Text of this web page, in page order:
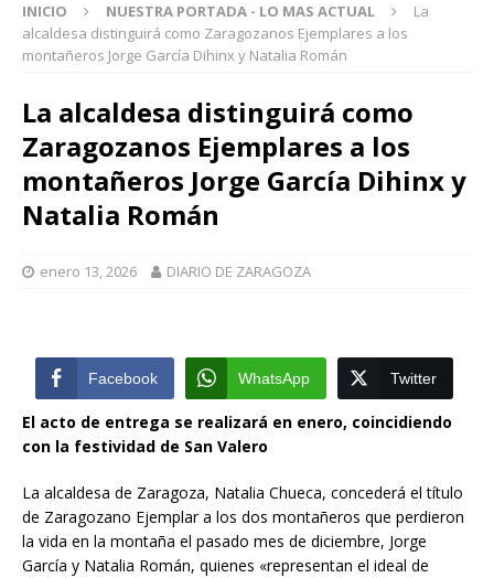
INICIO NUESTRA PORTADA - LO MAS ACTUAL
La
alcaldesa distinguirá como Zaragozanos Ejemplares a los
montañeros Jorge García Dihinx y Natalia Román
La alcaldesa distinguirá como
Zaragozanos Ejemplares a los
montañeros Jorge García Dihinx y
Natalia Román
enero 13, 2026 DIARIO DE ZARAGOZA
Facebook WhatsApp Twitter
El acto de entrega se realizará en enero, coincidiendo
con la festividad de San Valero
La alcaldesa de Zaragoza, Natalia Chueca, concederá el título
de Zaragozano Ejemplar a los dos montañeros que perdieron
la vida en la montaña el pasado mes de diciembre, Jorge
García y Natalia Román, quienes «representan el ideal de